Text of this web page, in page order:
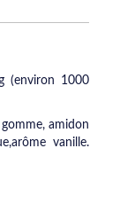
1000
amidon
vanille.